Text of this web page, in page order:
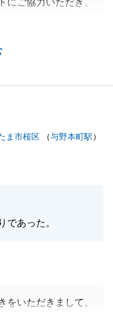
にご協力いただき、
ざいます。
加え、お客様一人ひ
な対応」を常に心が
とは、担当させて
タッフ全員の大きな
ましたら、いつでも
、よろしくお願い申
ま市桜区 （与野本町駅）
であった。
をいただきまして、